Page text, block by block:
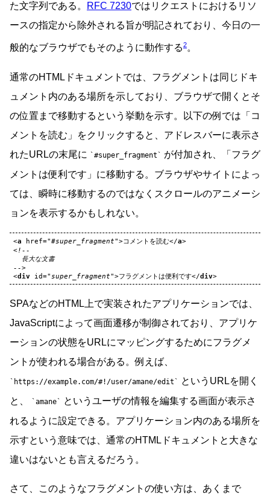
た文字列である。
RFC 7230ではリクエストにおけるリソ
ースの指定から除外される旨が明記されており、今日の一
般的なブラウザでもそのように動作する2。
通常のHTMLドキュメントでは、フラグメントは同じドキ
ュメント内のある場所を示しており、ブラウザで開くとそ
の位置まで移動するという挙動を示す。以下の例では「コ
メントを読む」をクリックすると、アドレスバーに表示さ
れたURLの末尾に
#super_fragment
が付加され、「フラグ
メントは便利です」に移動する。ブラウザやサイトによっ
ては、瞬時に移動するのではなくスクロールのアニメーシ
ョンを表示するかもしれない。
<a href="#super_fragment">コメントを読む</a>
<!--
  長大な文書
-->
<div id="super_fragment">フラグメントは便利です</div>
SPAなどのHTML上で実装されたアプリケーションでは、
JavaScriptによって画面遷移が制御されており、アプリケ
ーションの状態をURLにマッピングするためにフラグメ
ントが使われる場合がある。例えば、
https://example.com/#!/user/amane/edit
というURLを開く
と、
amane
というユーザの情報を編集する画面が表示さ
れるように設定できる。アプリケーション内のある場所を
示すという意味では、通常のHTMLドキュメントと大きな
違いはないとも言えるだろう。
さて、このようなフラグメントの使い方は、あくまで